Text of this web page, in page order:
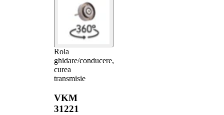
Rola
ghidare/conducere,
curea
transmisie
VKM
31221